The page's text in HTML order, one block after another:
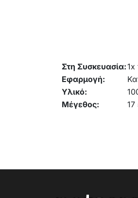
Στη Συσκευασία:1x
Εφαρμογή:
Υλικό:
Μέγεθος:
17